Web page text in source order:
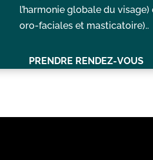
l’harmonie globale du
oro-faciales et masticatoire)..
PRENDRE RENDEZ-VOUS